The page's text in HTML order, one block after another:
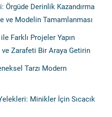
Derinlik Kazandırma
ve Modelin Tamamlanması
Farklı Projeler Yapın
ve Zarafeti Bir Araya Getirin
Tarzı Modern
Minikler İçin Sıcacık